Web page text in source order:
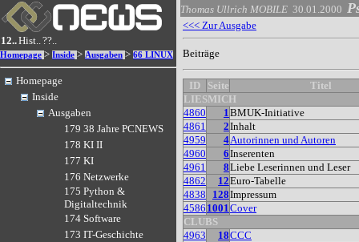
12..Hist..??..
Homepage > Inside > Ausgaben > 66 LINUX
Homepage
Inside
Ausgaben
179 38 Jahre PCNEWS
178 KI II
177 KI
176 Netzwerke
175 Python &
Digitaltechnik
174 Software
173 IT-Geschichte
Thomas Ullrich MOBILE 30.01.2000
<<< Zur Ausgabe
Beiträge
ID Seite
Titel
LIESMICH
4860
1BMUK-Initiative
4861
2Inhalt
4959
4Autorinnen und Autoren
4960
6Inserenten
4961
8Liebe Leserinnen und Leser
4862
12Euro-Tabelle
4838
128Impressum
4586 1001Cover
CLUBS
4963
18CCC